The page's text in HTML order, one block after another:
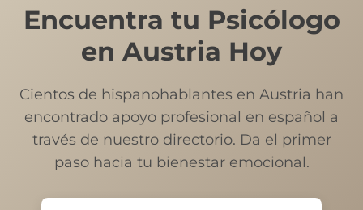
Encuentra tu Psicólogo
en Austria Hoy
Cientos de hispanohablantes en Austria han
encontrado apoyo profesional en español a
través de nuestro directorio. Da el primer
paso hacia tu bienestar emocional.